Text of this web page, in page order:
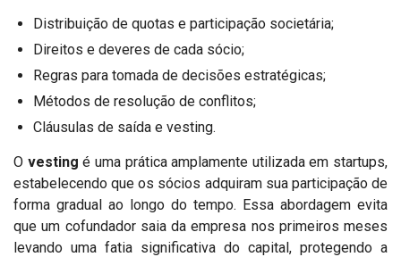
Distribuição de quotas e participação societária;
Direitos e deveres de cada sócio;
Regras para tomada de decisões estratégicas;
Métodos de resolução de conflitos;
Cláusulas de saída e vesting.
O vesting é uma prática amplamente utilizada em startups,
estabelecendo que os sócios adquiram sua participação de
forma gradual ao longo do tempo. Essa abordagem evita
que um cofundador saia da empresa nos primeiros meses
levando uma fatia significativa do capital, protegendo a